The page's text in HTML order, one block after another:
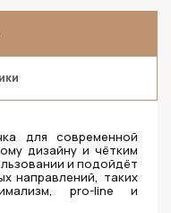
для современной
дизайну и чётким
и подойдёт
направлений, таких
pro-line и